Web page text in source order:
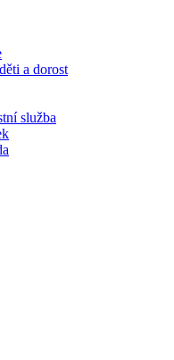
a dorost
služba